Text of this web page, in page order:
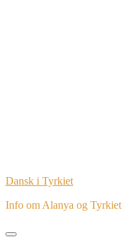
Dansk i Tyrkiet
Info om Alanya og Tyrkiet